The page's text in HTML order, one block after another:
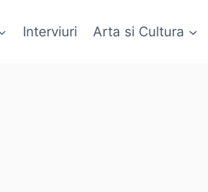
Interviuri Arta si Cultura